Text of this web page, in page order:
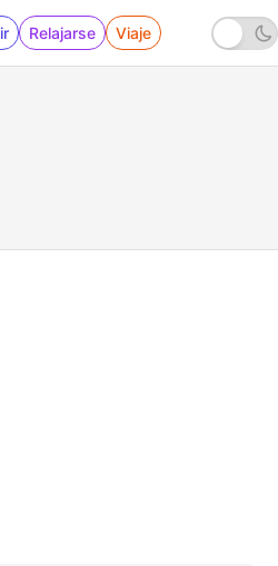
Relajarse Viaje